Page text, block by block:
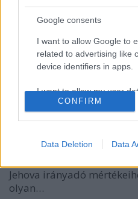
Google consents
I want to allow Google to
related to advertising like
device identifiers in apps.
I want to allow my user
Google for online
personalized advertising.
I want to allow Google to
related to analytics like
device identifiers in apps.
CONFIRM
Data Deletion Data
Teokrácia vagy
függ....mitől is?
Vonakodó hitehagyott
"A kereszténység sok
Jehova Tanúi nem
amelynek az irányítása
Jehova irányadó
olyan…